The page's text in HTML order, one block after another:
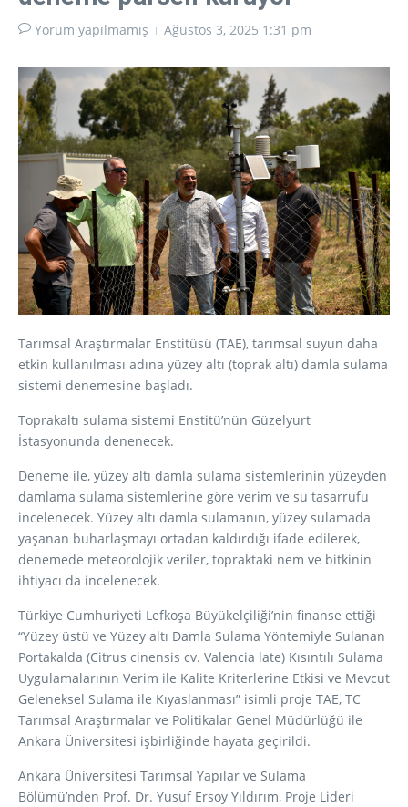
Yorum yapılmamış Ağustos 3, 2025 1:31 pm
Tarımsal Araştırmalar Enstitüsü (TAE), tarımsal suyun daha
etkin kullanılması adına yüzey altı (toprak altı) damla sulama
sistemi denemesine başladı.
Toprakaltı sulama sistemi Enstitü’nün Güzelyurt
İstasyonunda denenecek.
Deneme ile, yüzey altı damla sulama sistemlerinin yüzeyden
damlama sulama sistemlerine göre verim ve su tasarrufu
incelenecek. Yüzey altı damla sulamanın, yüzey sulamada
yaşanan buharlaşmayı ortadan kaldırdığı ifade edilerek,
denemede meteorolojik veriler, topraktaki nem ve bitkinin
ihtiyacı da incelenecek.
Türkiye Cumhuriyeti Lefkoşa Büyükelçiliği’nin finanse ettiği
“Yüzey üstü ve Yüzey altı Damla Sulama Yöntemiyle Sulanan
Portakalda (Citrus cinensis cv. Valencia late) Kısıntılı Sulama
Uygulamalarının Verim ile Kalite Kriterlerine Etkisi ve Mevcut
Geleneksel Sulama ile Kıyaslanması” isimli proje TAE, TC
Tarımsal Araştırmalar ve Politikalar Genel Müdürlüğü ile
Ankara Üniversitesi işbirliğinde hayata geçirildi.
Ankara Üniversitesi Tarımsal Yapılar ve Sulama
Bölümü’nden Prof. Dr. Yusuf Ersoy Yıldırım, Proje Lideri